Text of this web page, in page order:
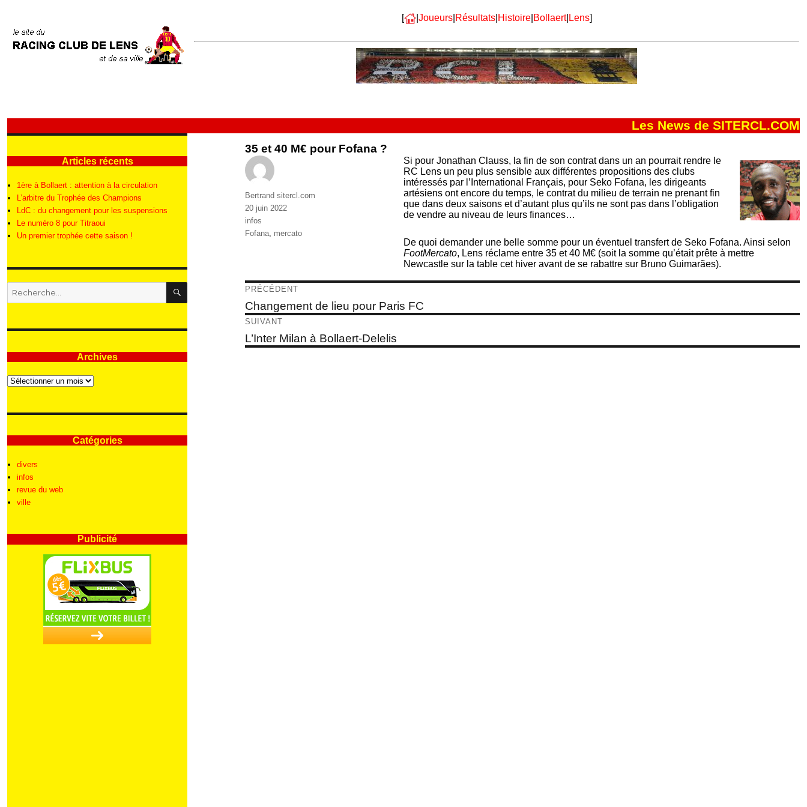
[ | Joueurs| Résultats| Histoire| Bollaert| Lens]
Les News de SITERCL.COM
35 et 40 M€ pour Fofana ?
Si pour Jonathan Clauss, la fin de son contrat dans un an pourrait rendre le
RC Lens un peu plus sensible aux différentes propositions des clubs
intéressés par l’International Français, pour Seko Fofana, les dirigeants
artésiens ont encore du temps, le contrat du milieu de terrain ne prenant fin
que dans deux saisons et d’autant plus qu’ils ne sont pas dans l’obligation
de vendre au niveau de leurs finances…
De quoi demander une belle somme pour un éventuel transfert de Seko Fofana. Ainsi selon
FootMercato, Lens réclame entre 35 et 40 M€ (soit la somme qu’était prête à mettre
Newcastle sur la table cet hiver avant de se rabattre sur Bruno Guimarães).
Auteur
Bertrand sitercl.com
Publié
le
20 juin 2022
Catégories
infos
Étiquettes
Fofana, mercato
Navigation
de
l’article
PRÉCÉDENT
Article
précédent :
Changement de lieu pour Paris FC
SUIVANT
Article
suivant :
L’Inter Milan à Bollaert-Delelis
Articles récents
1ère à Bollaert : attention à la circulation
L’arbitre du Trophée des Champions
LdC : du changement pour les suspensions
Le numéro 8 pour Titraoui
Un premier trophée cette saison !
Recherche
pour
RECHERCHE
Archives
Archives
Catégories
divers
infos
revue du web
ville